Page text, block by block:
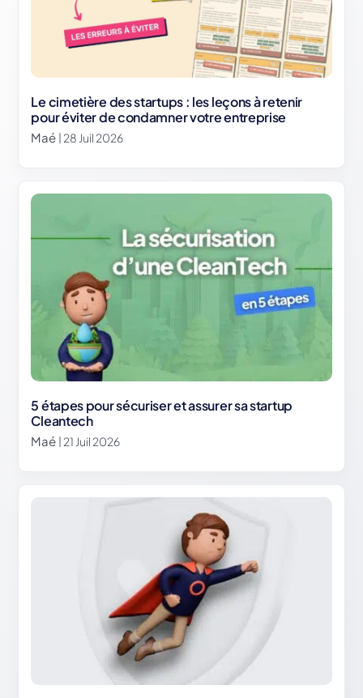
Le cimetière des startups : les leçons à retenir
pour éviter de condamner votre entreprise
Maé | 28 Juil 2026
5 étapes pour sécuriser et assurer sa startup
Cleantech
Maé | 21 Juil 2026